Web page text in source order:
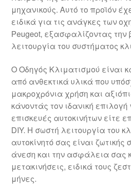
Ο λογαριασμός μου
Ολοκλήρωση αγοράς
Παγκόσμια αποστολή
Παράπονα
πληρωμές
Πολιτική Απορρήτου
Σχετικά με εμάς
μηχανικούς. Αυτό το προϊόν
ειδικά για τις ανάγκες των
Peugeot, εξασφαλίζοντας την
λειτουργία του συστήματος
Ο Οδηγός Κλιματισμού είναι
από ανθεκτικά υλικά που
μακροχρόνια χρήση και
κάνοντάς τον ιδανική
επισκευές αυτοκινήτων είτε
DIY. Η σωστή λειτουργία του
αυτοκίνητό σας είναι ζωτικής
άνεση και την ασφάλεια σας
μετακινήσεις, ειδικά τους
μήνες.